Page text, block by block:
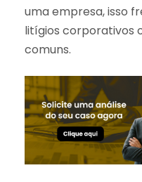
uma empresa, isso
litígios corporativos
comuns.